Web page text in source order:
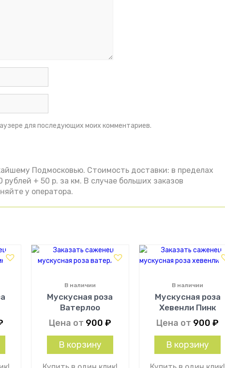
для последующих моих комментариев.
Подмосковью. Стоимость доставки: в пределах
+ 50 р. за км. В случае больших заказов
у оператора.
Мускусная роза
Ватерлоо
В наличии
Цена от 900 ₽
В корзину
Мускусная роза
Хевенли Пинк
В наличии
Цена от 900₽
В корзину